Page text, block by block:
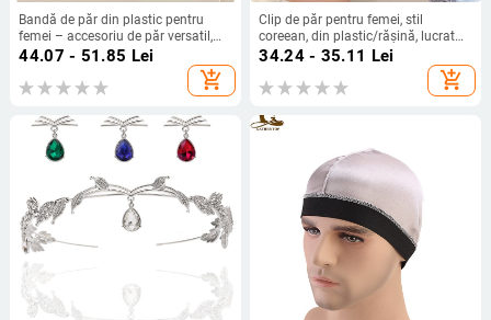
Bandă de păr din plastic pentru
femei – accesoriu de păr versatil,
dimensiune mare
44.07 - 51.85 Lei
add_shopping_cart
Clip de păr pentru femei, stil
coreean, din plastic/rășină, lucrat
manual, clip dintr-o singură bucată
34.24 - 35.11 Lei
add_shopping_cart